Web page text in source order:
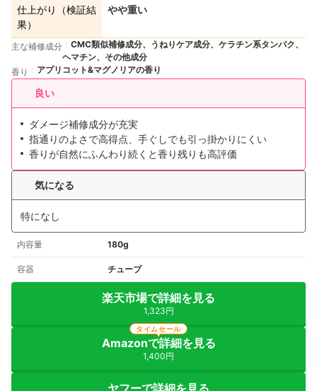
仕上がり（検証結
果）
やや重い
主な補修成分
CMC類似補修成分、うねりケア成分、ケラチン系タンパク、
ヘマチン、その他成分
香り
アプリコット&マグノリアの香り
良い
ダメージ補修成分が充実
指通りのよさで高得点、手ぐしでも引っ掛かりにくい
香りが自然にふんわり続くと香り残りも高評価
気になる
特になし
内容量 180g
容器 チューブ
楽天市場で詳細を見る
1,323円
Amazonで詳細を見る
1,400円
タイムセール
ヤフーで詳細を見る